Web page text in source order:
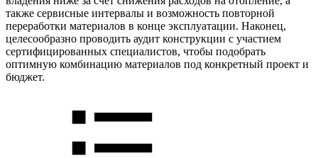
также сервисные интервалы и возможность повторной
переработки материалов в конце эксплуатации. Наконец,
целесообразно проводить аудит конструкции с участием
сертифицированных специалистов, чтобы подобрать
оптимную комбинацию материалов под конкретный проект и
бюджет.